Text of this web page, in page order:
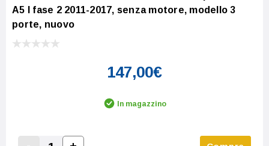
A5 I fase 2 2011-2017, senza motore, modello 3
porte, nuovo
147,00€
In magazzino